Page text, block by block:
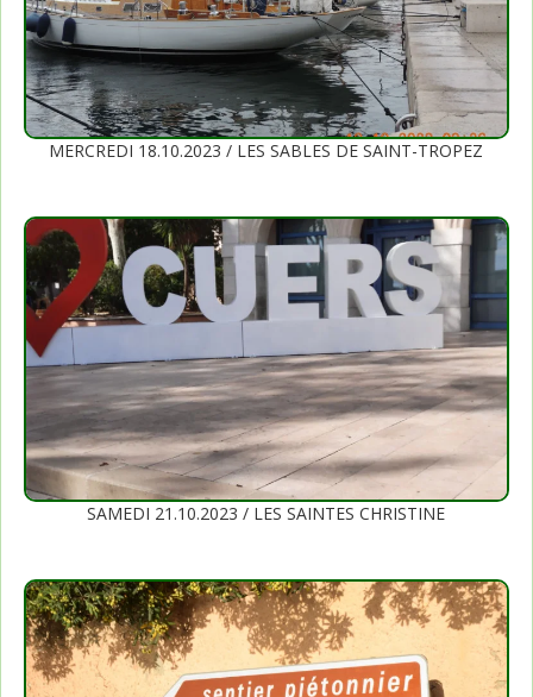
MERCREDI 18.10.2023 / LES SABLES DE SAINT-TROPEZ
SAMEDI 21.10.2023 / LES SAINTES CHRISTINE